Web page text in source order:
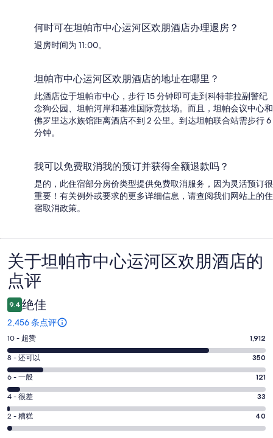
何时可在坦帕市中心运河区欢朋酒店办理退房？
退房时间为 11:00。
坦帕市中心运河区欢朋酒店的地址在哪里？
此酒店位于坦帕市中心，步行 15 分钟即可走到科特菲拉副警纪
念狗公园、坦帕河岸和基准国际竞技场。而且，坦帕会议中心和
佛罗里达水族馆距离酒店不到 2 公里。到达坦帕联合站需步行 6
分钟。
我可以免费取消我的预订并获得全额退款吗？
是的，此住宿部分房价类型提供免费取消服务，因为灵活预订很
重要！有关例外或要求的更多详细信息，请查阅我们网站上的住
宿取消政策。
点
评
关于坦帕市中心运河区欢朋酒店的
点评
9.4 绝佳
2,456 条点评
10
分
-
超
赞。
1912
条
好
10 - 超赞 1,912
8
分
-
还
可
以。
8 - 还可以 350
6
分
-
一
般。
6 - 一般 121
4
分
-
4 - 很差 33
2
分
2 - 糟糕 40